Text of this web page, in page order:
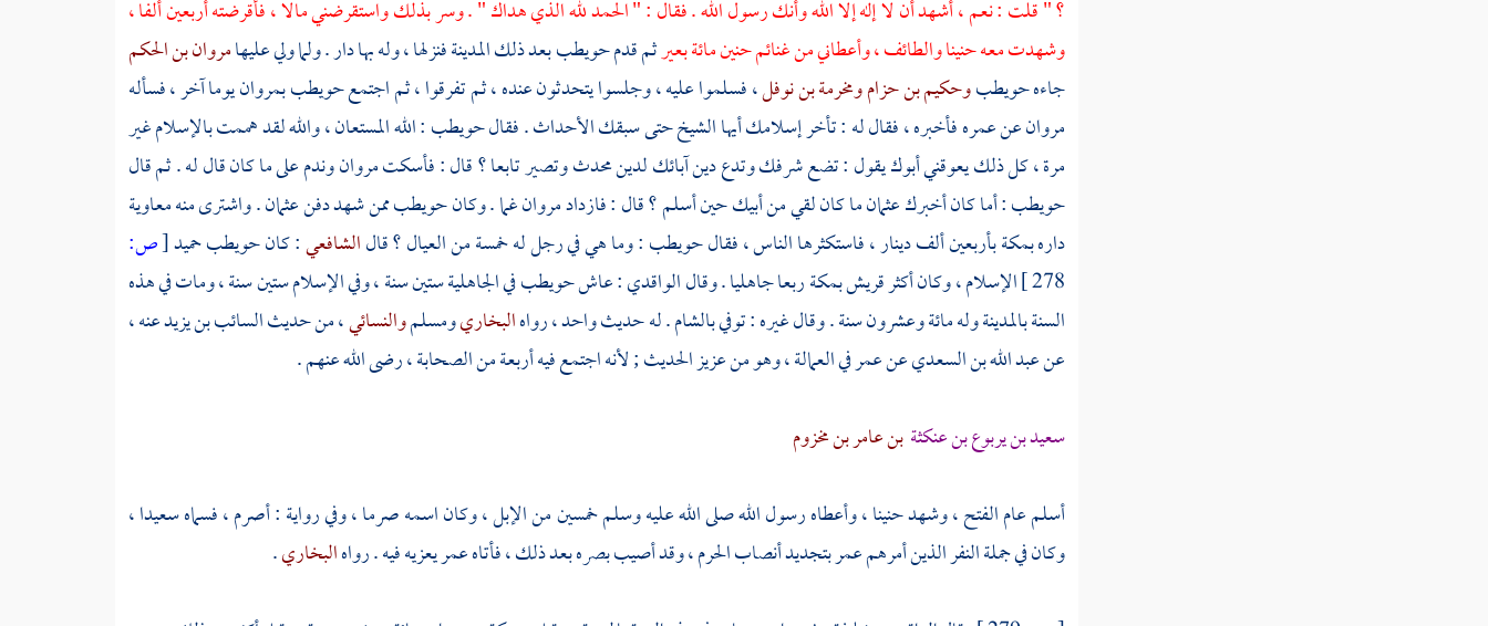
؟ " قلت : نعم ، أشهد أن لا إله إلا الله وأنك رسول الله . فقال : " الحمد لله الذي هداك " . وسر بذلك واستقرضني مالا ، فأقرضته أربعين ألفا ،
وشهدت معهحنيناوالطائف، وأعطاني من غنائمحنينمائة بعيرثم قدمحويطببعد ذلكالمدينةفنزلها ، وله بها دار . ولما ولي عليهامروان بن الحكم
جاءهحويطبوحكيم بن حزامومخرمة بن نوفل، فسلموا عليه ، وجلسوا يتحدثون عنده ، ثم تفرقوا ، ثم اجتمعحويطببمروانيوما آخر ، فسأله
مروانعن عمره فأخبره ، فقال له : تأخر إسلامك أيها الشيخ حتى سبقك الأحداث . فقالحويطب: الله المستعان ، والله لقد هممت بالإسلام غير
مرة ، كل ذلك يعوقني أبوك يقول : تضع شرفك وتدع دين آبائك لدين محدث وتصير تابعا ؟ قال : فأسكتمروانوندم على ما كان قال له . ثم قال
حويطب: أما كان أخبركعثمانما كان لقي من أبيك حين أسلم ؟ قال : فازدادمروانغما . وكانحويطبممن شهد دفنعثمان. واشترى منهمعاوية
دارهبمكةبأربعين ألف دينار ، فاستكثرها الناس ، فقالحويطب: وما هي في رجل له خمسة من العيال ؟ قالالشافعي: كانحويطبحميد[ص:
278 ] الإسلام ، وكان أكثرقريشبمكةربعا جاهليا . وقالالواقدي: عاشحويطبفي الجاهلية ستين سنة ، وفي الإسلام ستين سنة ، ومات في هذه
السنةبالمدينةوله مائة وعشرون سنة . وقال غيره : توفيبالشام. له حديث واحد ، رواهالبخاريومسلموالنسائي، من حديثالسائب بن يزيدعنه ،
عنعبد الله بن السعديعنعمرفي العمالة ، وهو من عزيز الحديث ; لأنه اجتمع فيه أربعة من الصحابة ، رضى الله عنهم .
سعيد بن يربوع بن عنكثةبن عامر بن مخزوم
أسلم عام الفتح ، وشهدحنينا، وأعطاه رسول الله صلى الله عليه وسلم خمسين من الإبل ، وكان اسمهصرما، وفي رواية :أصرم، فسماهسعيدا،
وكان في جملة النفر الذين أمرهمعمربتجديد أنصابالحرم، وقد أصيب بصره بعد ذلك ، فأتاهعمريعزيه فيه . رواهالبخاري.